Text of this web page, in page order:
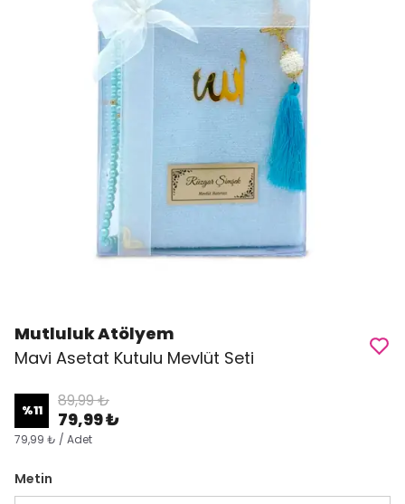
Mutluluk Atölyem
Mavi Asetat Kutulu Mevlüt Seti
%11 89,99 ₺
79,99 ₺
79,99 ₺ / Adet
Metin